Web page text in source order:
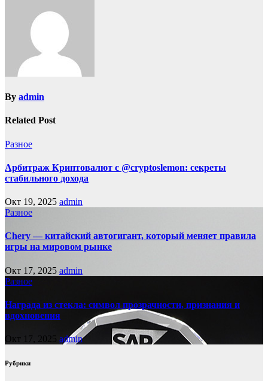
By admin
Related Post
Разное
Арбитраж Криптовалют с @cryptoslemon: секреты
стабильного дохода
Окт 19, 2025 admin
Разное
Chery — китайский автогигант, который меняет правила
игры на мировом рынке
Окт 17, 2025 admin
Разное
Награда из стекла: символ прозрачности, признания и
вдохновения
Окт 17, 2025 admin
Рубрики